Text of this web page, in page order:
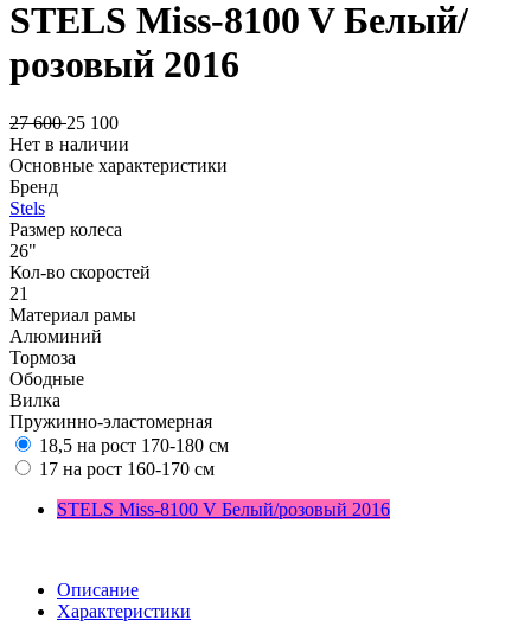
STELS Miss-8100 V Белый/
розовый 2016
27 60025 100
Нет в наличии
Основные характеристики
Бренд
Stels
Размер колеса
26"
Кол-во скоростей
21
Материал рамы
Алюминий
Тормоза
Ободные
Вилка
Пружинно-эластомерная
18,5 на рост 170-180 см
17 на рост 160-170 см
STELS Miss-8100 V Белый/розовый 2016
Описание
Характеристики